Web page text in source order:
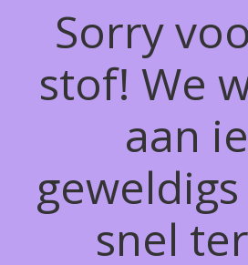
Sorry
stof! We
aan
snel